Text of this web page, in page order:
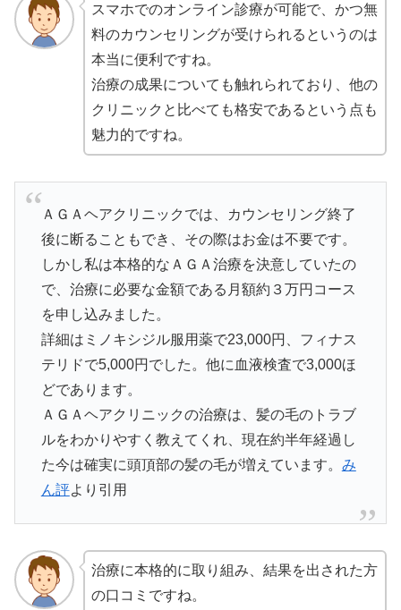
スマホでのオンライン診療が可能で、かつ無
料のカウンセリングが受けられるというのは
本当に便利ですね。
治療の成果についても触れられており、他の
クリニックと比べても格安であるという点も
魅力的ですね。
ＡＧＡヘアクリニックでは、カウンセリング終了
後に断ることもでき、その際はお金は不要です。
しかし私は本格的なＡＧＡ治療を決意していたの
で、治療に必要な金額である月額約３万円コース
を申し込みました。
詳細はミノキシジル服用薬で23,000円、フィナス
テリドで5,000円でした。他に血液検査で3,000ほ
どであります。
ＡＧＡヘアクリニックの治療は、髪の毛のトラブ
ルをわかりやすく教えてくれ、現在約半年経過し
た今は確実に頭頂部の髪の毛が増えています。 み
ん評より引用
治療に本格的に取り組み、結果を出された方
の口コミですね。